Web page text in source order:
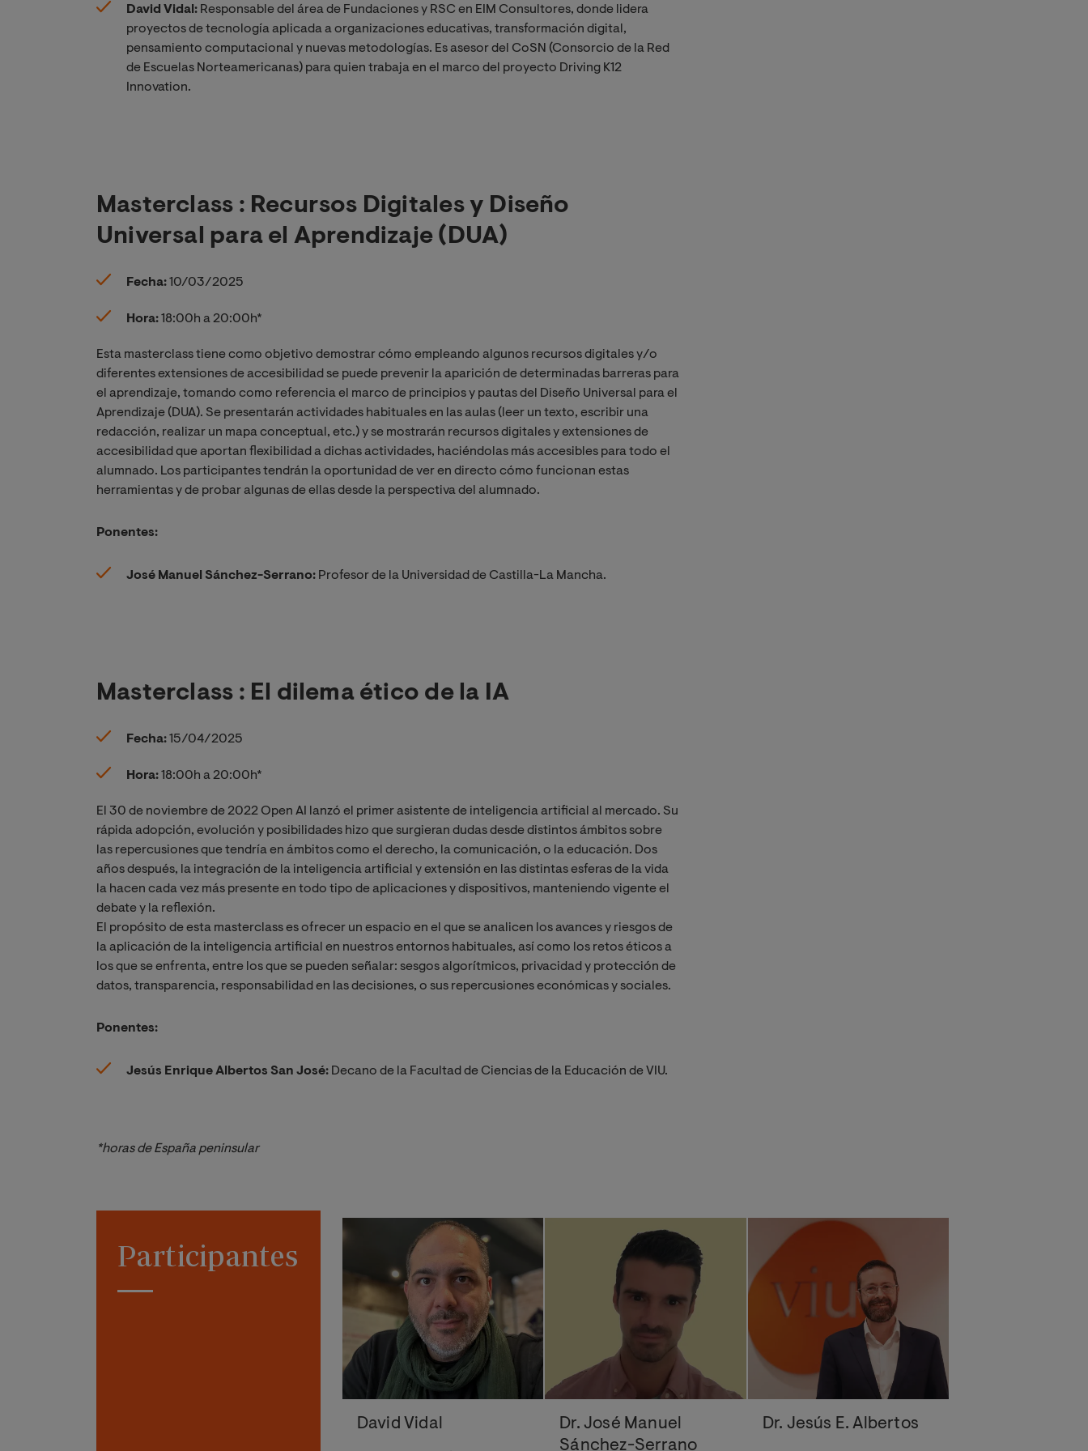
David Vidal: Responsable del área de Fundaciones y RSC en EIM Consultores, donde lidera
proyectos de tecnología aplicada a organizaciones educativas, transformación digital,
pensamiento computacional y nuevas metodologías. Es asesor del CoSN (Consorcio de la Red
de Escuelas Norteamericanas) para quien trabaja en el marco del proyecto Driving K12
Innovation.
Masterclass : Recursos Digitales y Diseño
Universal para el Aprendizaje (DUA)
Fecha:10/03/2025
Hora:18:00h a 20:00h*
Esta masterclass tiene como objetivo demostrar cómo empleando algunos recursos digitales y/o
diferentes extensiones de accesibilidad se puede prevenir la aparición de determinadas barreras para
el aprendizaje, tomando como referencia el marco de principios y pautas del Diseño Universal para el
Aprendizaje (DUA). Se presentarán actividades habituales en las aulas (leer un texto, escribir una
redacción, realizar un mapa conceptual, etc.) y se mostrarán recursos digitales y extensiones de
accesibilidad que aportan flexibilidad a dichas actividades, haciéndolas más accesibles para todo el
alumnado. Los participantes tendrán la oportunidad de ver en directo cómo funcionan estas
herramientas y de probar algunas de ellas desde la perspectiva del alumnado.
Ponentes:
José Manuel Sánchez-Serrano: Profesor de la Universidad de Castilla-La Mancha.
Masterclass : El dilema ético de la IA
Fecha:15/04/2025
Hora:18:00h a 20:00h*
El 30 de noviembre de 2022 Open AI lanzó el primer asistente de inteligencia artificial al mercado. Su
rápida adopción, evolución y posibilidades hizo que surgieran dudas desde distintos ámbitos sobre
las repercusiones que tendría en ámbitos como el derecho, la comunicación, o la educación. Dos
años después, la integración de la inteligencia artificial y extensión en las distintas esferas de la vida
la hacen cada vez más presente en todo tipo de aplicaciones y dispositivos, manteniendo vigente el
debate y la reflexión.
El propósito de esta masterclass es ofrecer un espacio en el que se analicen los avances y riesgos de
la aplicación de la inteligencia artificial en nuestros entornos habituales, así como los retos éticos a
los que se enfrenta, entre los que se pueden señalar: sesgos algorítmicos, privacidad y protección de
datos, transparencia, responsabilidad en las decisiones, o sus repercusiones económicas y sociales.
Ponentes:
Jesús Enrique Albertos San José: Decano de la Facultad de Ciencias de la Educación de VIU.
*horas de España peninsular
Participantes
David Vidal
Dr. José Manuel
Sánchez-Serrano
Dr. Jesús E. Albertos